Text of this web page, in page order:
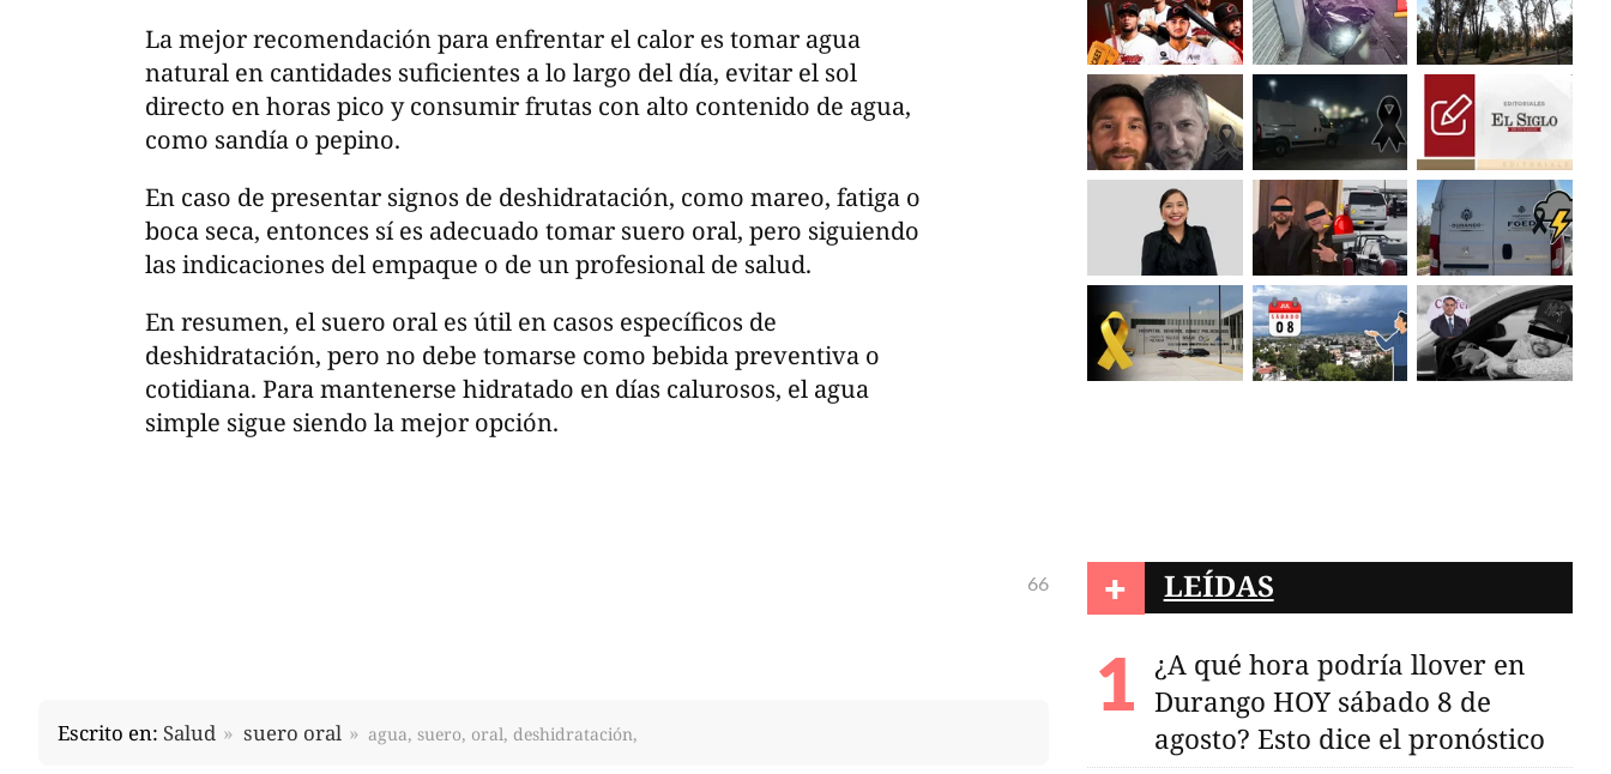
La mejor recomendación para enfrentar el calor es tomar agua
natural en cantidades suficientes a lo largo del día, evitar el sol
directo en horas pico y consumir frutas con alto contenido de agua,
como sandía o pepino.
En caso de presentar signos de deshidratación, como mareo, fatiga o
boca seca, entonces sí es adecuado tomar suero oral, pero siguiendo
las indicaciones del empaque o de un profesional de salud.
En resumen, el suero oral es útil en casos específicos de
deshidratación, pero no debe tomarse como bebida preventiva o
cotidiana. Para mantenerse hidratado en días calurosos, el agua
simple sigue siendo la mejor opción.
66
Escrito en: Salud suero oral agua, suero, oral, deshidratación,
+ LEÍDAS
¿A qué hora podría llover en
Durango HOY sábado 8 de
agosto? Esto dice el pronóstico